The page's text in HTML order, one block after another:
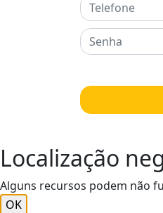
Localização
Alguns recursos podem não
OK